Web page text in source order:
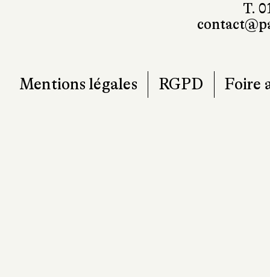
T.
Mentions légales RGPD Foire